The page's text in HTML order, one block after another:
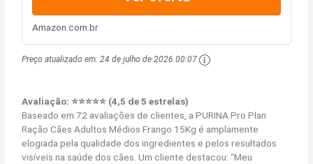
Amazon.com.br
Preço atualizado em:24 de julho de 2026 00:07
Avaliação: ⭐⭐⭐⭐⭐ (4,5 de 5 estrelas)
Baseado em 72 avaliações de clientes, a PURINA Pro Plan
Ração Cães Adultos Médios Frango 15Kg é amplamente
elogiada pela qualidade dos ingredientes e pelos resultados
visíveis na saúde dos cães. Um cliente destacou: “Meu